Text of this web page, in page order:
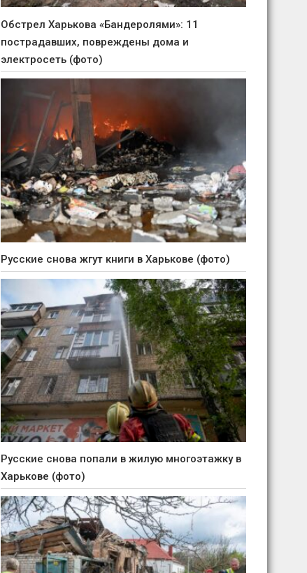
Обстрел Харькова «Бандеролями»: 11
пострадавших, повреждены дома и
электросеть (фото)
Русские снова жгут книги в Харькове (фото)
Русские снова попали в жилую многоэтажку в
Харькове (фото)